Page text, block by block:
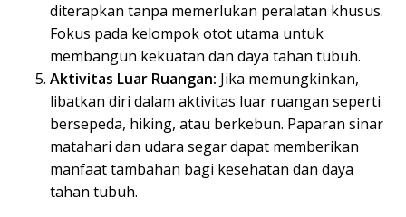
diterapkan tanpa memerlukan peralatan khusus.
Fokus pada kelompok otot utama untuk
membangun kekuatan dan daya tahan tubuh.
Aktivitas Luar Ruangan: Jika memungkinkan,
libatkan diri dalam aktivitas luar ruangan seperti
bersepeda, hiking, atau berkebun. Paparan sinar
matahari dan udara segar dapat memberikan
manfaat tambahan bagi kesehatan dan daya
tahan tubuh.